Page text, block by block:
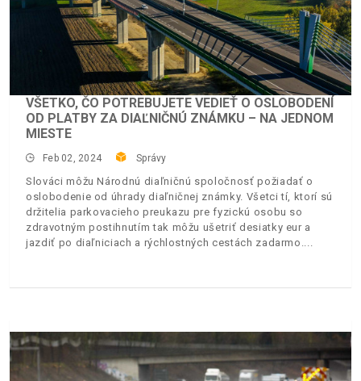
VŠETKO, ČO POTREBUJETE VEDIEŤ O OSLOBODENÍ
OD PLATBY ZA DIAĽNIČNÚ ZNÁMKU – NA JEDNOM
MIESTE
Feb 02, 2024 Správy
Slováci môžu Národnú diaľničnú spoločnosť požiadať o
oslobodenie od úhrady diaľničnej známky. Všetci tí, ktorí sú
držitelia parkovacieho preukazu pre fyzickú osobu so
zdravotným postihnutím tak môžu ušetriť desiatky eur a
jazdiť po diaľniciach a rýchlostných cestách zadarmo.